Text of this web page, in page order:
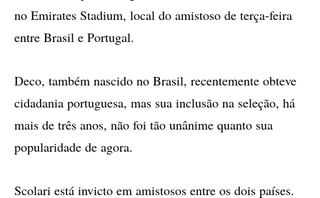
no Emirates Stadium, local do amistoso de terça-feira
entre Brasil e Portugal.
Deco, também nascido no Brasil, recentemente obteve
cidadania portuguesa, mas sua inclusão na seleção, há
mais de três anos, não foi tão unânime quanto sua
popularidade de agora.
Scolari está invicto em amistosos entre os dois países.